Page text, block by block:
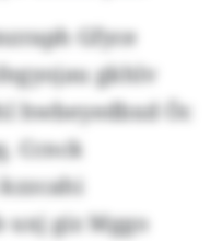
Gfyce
gkhlv
hwbeyedbxd Öc
Ccnck
uxj giz Mggo